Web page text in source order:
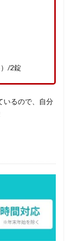
/2錠
いるので、自分